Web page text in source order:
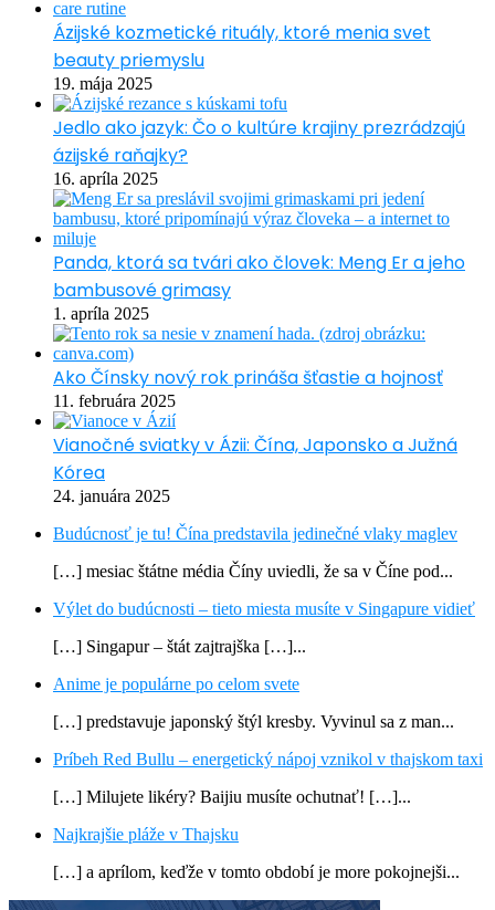
Ázijské kozmetické rituály, ktoré menia svet
beauty priemyslu
19. mája 2025
Jedlo ako jazyk: Čo o kultúre krajiny prezrádzajú
ázijské raňajky?
16. apríla 2025
Panda, ktorá sa tvári ako človek: Meng Er a jeho
bambusové grimasy
1. apríla 2025
Ako Čínsky nový rok prináša šťastie a hojnosť
11. februára 2025
Vianočné sviatky v Ázii: Čína, Japonsko a Južná
Kórea
24. januára 2025
Budúcnosť je tu! Čína predstavila jedinečné vlaky maglev
[…] mesiac štátne média Číny uviedli, že sa v Číne pod...
Výlet do budúcnosti – tieto miesta musíte v Singapure vidieť
[…] Singapur – štát zajtrajška […]...
Anime je populárne po celom svete
[…] predstavuje japonský štýl kresby. Vyvinul sa z man...
Príbeh Red Bullu – energetický nápoj vznikol v thajskom taxi
[…] Milujete likéry? Baijiu musíte ochutnať! […]...
Najkrajšie pláže v Thajsku
[…] a aprílom, keďže v tomto období je more pokojnejši...